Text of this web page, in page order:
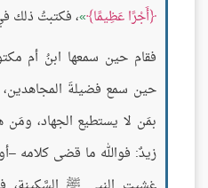
أَجْرًا عَظِيمًا
، فكتبتُ ذلك
فقام حين سمعها ابنُ أم
حين سمع فضيلةَ
بمَن لا يستطيع الجهاد،
زيدٌ: فوالله ما قضى كلامه